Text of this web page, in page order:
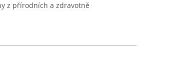
z přírodních a zdravotně